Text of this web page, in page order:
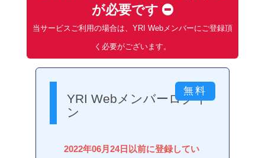
が必要です
当サービスご利用の場合は、YRI Webメンバーにご登録頂
く必要がございます。
YRI Webメンバーログイ
ン
2022年06月24日以前に登録してい